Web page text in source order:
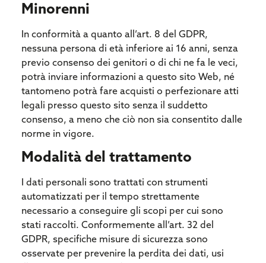
Minorenni
In conformità a quanto all’art. 8 del GDPR,
nessuna persona di età inferiore ai 16 anni, senza
previo consenso dei genitori o di chi ne fa le veci,
potrà inviare informazioni a questo sito Web, né
tantomeno potrà fare acquisti o perfezionare atti
legali presso questo sito senza il suddetto
consenso, a meno che ciò non sia consentito dalle
norme in vigore.
Modalità del trattamento
I dati personali sono trattati con strumenti
automatizzati per il tempo strettamente
necessario a conseguire gli scopi per cui sono
stati raccolti. Conformemente all’art. 32 del
GDPR, specifiche misure di sicurezza sono
osservate per prevenire la perdita dei dati, usi